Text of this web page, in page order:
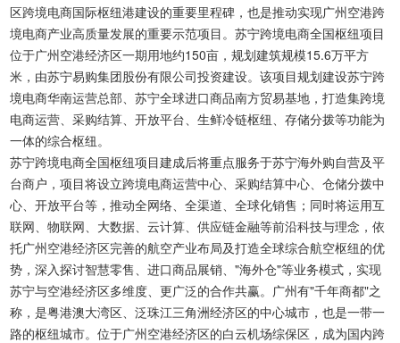
区跨境电商国际枢纽港建设的重要里程碑，也是推动实现广州空港跨
境电商产业高质量发展的重要示范项目。苏宁跨境电商全国枢纽项目
位于广州空港经济区一期用地约150亩，规划建筑规模15.6万平方
米，由苏宁易购集团股份有限公司投资建设。该项目规划建设苏宁跨
境电商华南运营总部、苏宁全球进口商品南方贸易基地，打造集跨境
电商运营、采购结算、开放平台、生鲜冷链枢纽、存储分拨等功能为
一体的综合枢纽。
苏宁跨境电商全国枢纽项目建成后将重点服务于苏宁海外购自营及平
台商户，项目将设立跨境电商运营中心、采购结算中心、仓储分拨中
心、开放平台等，推动全网络、全渠道、全球化销售；同时将运用互
联网、物联网、大数据、云计算、供应链金融等前沿科技与理念，依
托广州空港经济区完善的航空产业布局及打造全球综合航空枢纽的优
势，深入探讨智慧零售、进口商品展销、"海外仓"等业务模式，实现
苏宁与空港经济区多维度、更广泛的合作共赢。广州有"千年商都"之
称，是粤港澳大湾区、泛珠江三角洲经济区的中心城市，也是一带一
路的枢纽城市。位于广州空港经济区的白云机场综保区，成为国内跨